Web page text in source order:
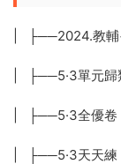
| ├──2024.教輔
| ├──5·3單元歸
| ├──5·3全優卷
| ├──5·3天天練